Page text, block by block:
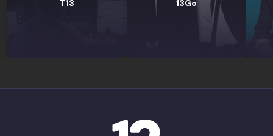
T13 13Go